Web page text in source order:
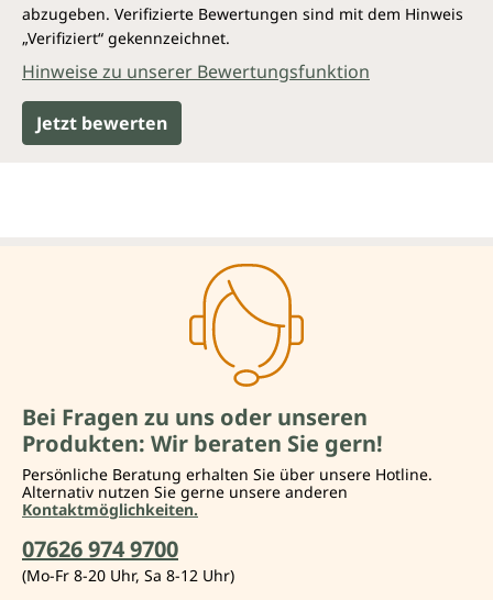
abzugeben. Verifizierte Bewertungen sind mit dem Hinweis
„Verifiziert“ gekennzeichnet.
Hinweise zu unserer Bewertungsfunktion
Jetzt bewerten
Bei Fragen zu uns oder unseren
Produkten: Wir beraten Sie gern!
Persönliche Beratung erhalten Sie über unsere Hotline.
Alternativ nutzen Sie gerne unsere anderen
Kontaktmöglichkeiten.
07626 974 9700
(Mo-Fr 8-20 Uhr, Sa 8-12 Uhr)